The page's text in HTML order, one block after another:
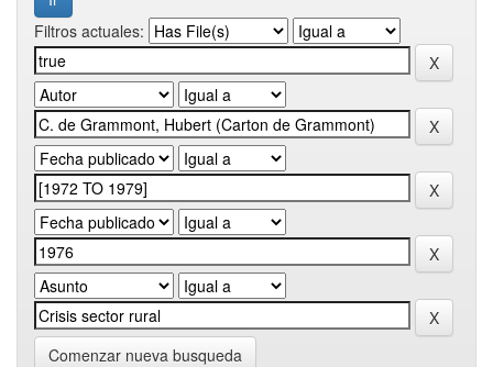
Filtros actuales:
Comenzar nueva busqueda